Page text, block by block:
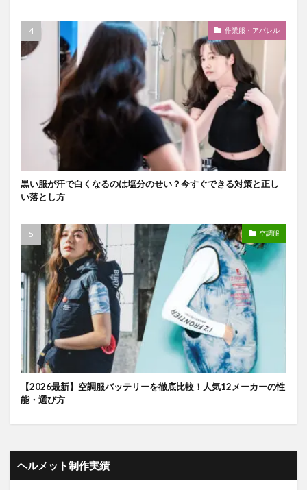
作業服・アパレル
黒い服が汗で白くなるのは塩分のせい？今すぐできる対策と正し
い落とし方
空調服
【2026最新】空調服バッテリーを徹底比較！人気12メーカーの性
能・選び方
ヘルメット制作実績